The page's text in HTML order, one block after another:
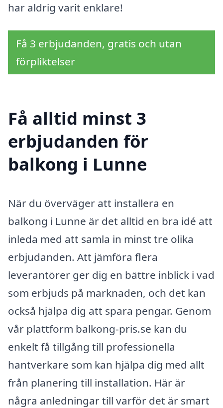
har aldrig varit enklare!
Få 3 erbjudanden, gratis och utan
förpliktelser
Få alltid minst 3
erbjudanden för
balkong i Lunne
När du överväger att installera en
balkong i Lunne är det alltid en bra idé att
inleda med att samla in minst tre olika
erbjudanden. Att jämföra flera
leverantörer ger dig en bättre inblick i vad
som erbjuds på marknaden, och det kan
också hjälpa dig att spara pengar. Genom
vår plattform balkong-pris.se kan du
enkelt få tillgång till professionella
hantverkare som kan hjälpa dig med allt
från planering till installation. Här är
några anledningar till varför det är smart